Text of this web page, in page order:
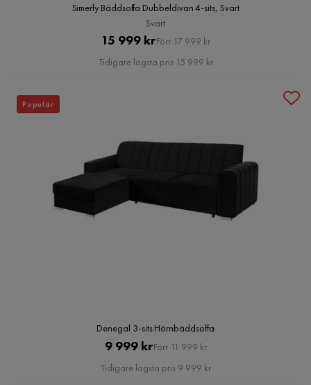
Simerly Bäddsoffa Dubbeldivan 4-sits, Svart
Svart
Pris
15 999 krOriginal
Pris
Förr 17 999 kr
Tidigare lägsta pris 15 999 kr
Denegal 3-sits Hörnbäddsoffa
Pris
9 999 krOriginal
Pris
Förr 11 999 kr
Tidigare lägsta pris 9 999 kr
Populär